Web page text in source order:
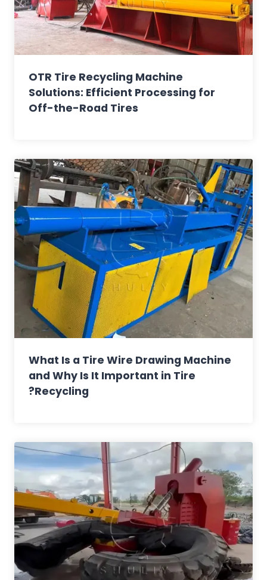
OTR Tire Recycling Machine
Solutions: Efficient Processing for
Off-the-Road Tires
What Is a Tire Wire Drawing Machine
and Why Is It Important in Tire
Recycling?